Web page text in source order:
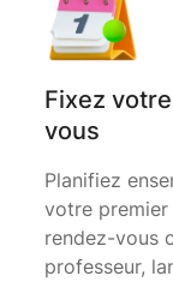
Fixez
vous
Planifiez
votre
rendez-vous
professeur,